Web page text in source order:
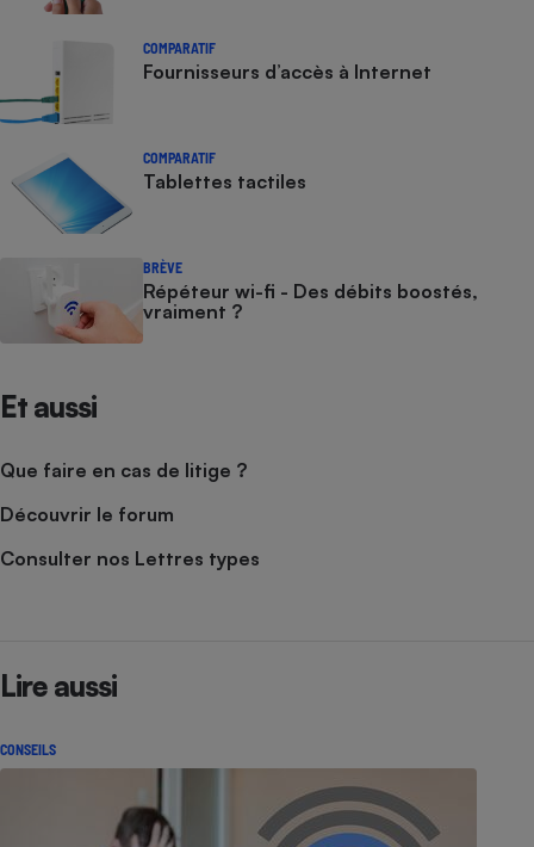
COMPARATIF
Fournisseurs d’accès à Internet
COMPARATIF
Tablettes tactiles
BRÈVE
Répéteur wi-fi - Des débits boostés,
vraiment ?
Et aussi
Que faire en cas de litige ?
Découvrir le forum
Consulter nos Lettres types
Lire aussi
CONSEILS